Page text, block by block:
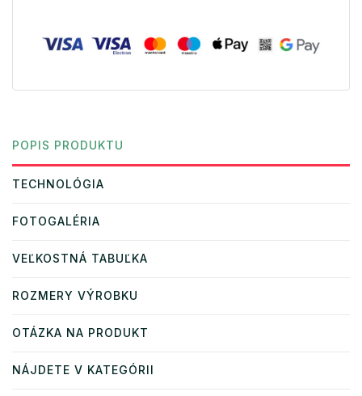
POPIS PRODUKTU
TECHNOLÓGIA
FOTOGALÉRIA
VEĽKOSTNÁ TABUĽKA
ROZMERY VÝROBKU
OTÁZKA NA PRODUKT
NÁJDETE V KATEGÓRII